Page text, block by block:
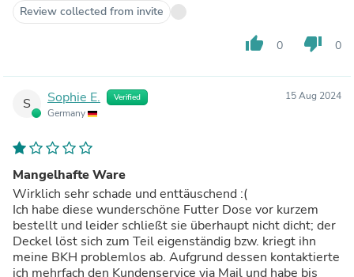
Review collected from invite
thumb_up 0 thumb_down 0
S Sophie E. Verified
Germany
15 Aug 2024
Mangelhafte Ware
Wirklich sehr schade und enttäuschend :(
Ich habe diese wunderschöne Futter Dose vor kurzem
bestellt und leider schließt sie überhaupt nicht dicht; der
Deckel löst sich zum Teil eigenständig bzw. kriegt ihn
meine BKH problemlos ab. Aufgrund dessen kontaktierte
ich mehrfach den Kundenservice via Mail und habe bis